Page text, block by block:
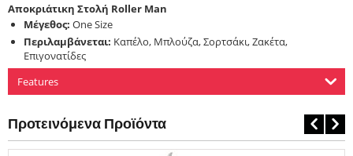
Αποκριάτικη Στολή Roller Man
Μέγεθος: One Size
Περιλαμβάνεται: Καπέλο, Μπλούζα, Σορτσάκι, Ζακέτα,
Επιγονατίδες
Features
Προτεινόμενα Προϊόντα